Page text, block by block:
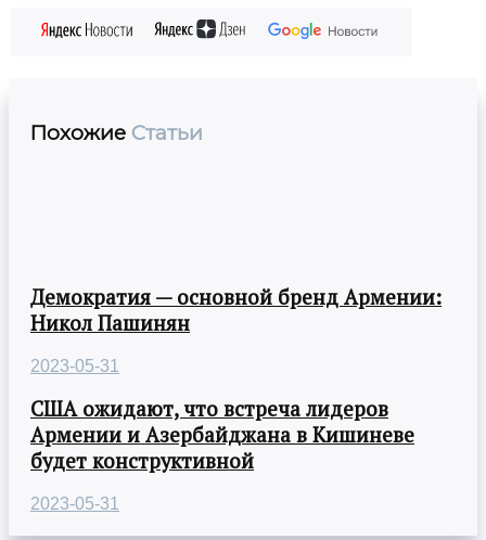
Похожие Статьи
Демократия — основной бренд Армении:
Никол Пашинян
2023-05-31
США ожидают, что встреча лидеров
Армении и Азербайджана в Кишиневе
будет конструктивной
2023-05-31